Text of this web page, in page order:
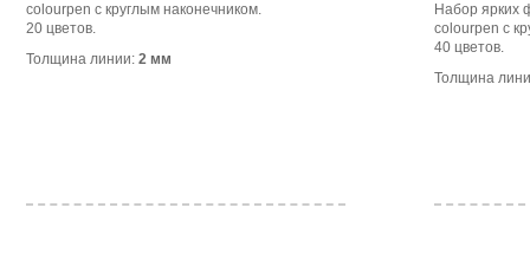
colourpen с круглым наконечником.
20 цветов.
Толщина линии: 2 мм
Набор ярких
colourpen с
40 цветов.
Толщина